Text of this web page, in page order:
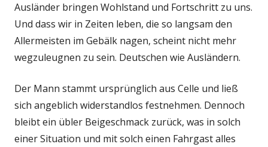
Ausländer bringen Wohlstand und Fortschritt zu uns.
Und dass wir in Zeiten leben, die so langsam den
Allermeisten im Gebälk nagen, scheint nicht mehr
wegzuleugnen zu sein. Deutschen wie Ausländern.
Der Mann stammt ursprünglich aus Celle und ließ
sich angeblich widerstandlos festnehmen. Dennoch
bleibt ein übler Beigeschmack zurück, was in solch
einer Situation und mit solch einen Fahrgast alles